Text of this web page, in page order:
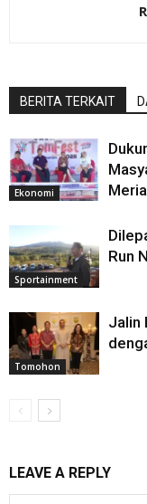
BERITA TERKAIT
Ekonomi
Sportainment
Run
Tomohon
Jalin
LEAVE A REPLY